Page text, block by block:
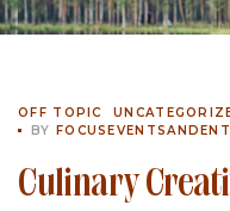
OFF TOPIC
BY
Culinary